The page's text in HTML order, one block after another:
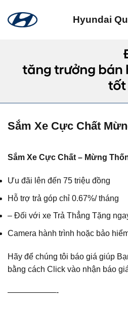
Hyundai
Sắm Xe Cực Chất
Sắm Xe Cực Chất – Mừng
Ưu đãi lên đến 75 triệu đồng
Hỗ trợ trả góp chỉ 0.67%/ tháng
– Đối với xe Trả Thẳng Tặng
Camera hành trình hoặc bảo
Hãy để chúng tôi báo giá giúp
bằng cách Click vào nhận báo
——————-